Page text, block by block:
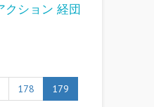
ション 経団
178 179